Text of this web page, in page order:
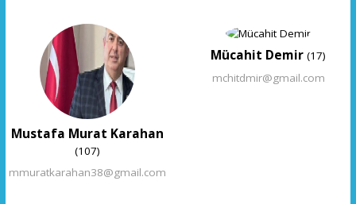
Mustafa Murat Karahan
(107)
mmuratkarahan38@gmail.com
Mücahit Demir (17)
mchitdmir@gmail.com